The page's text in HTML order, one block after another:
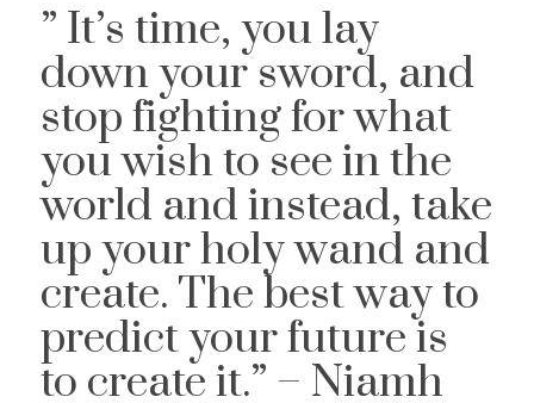
” It’s time, you lay
down your sword, and
stop fighting for what
you wish to see in the
world and instead, take
up your holy wand and
create. The best way to
predict your future is
to create it.” – Niamh